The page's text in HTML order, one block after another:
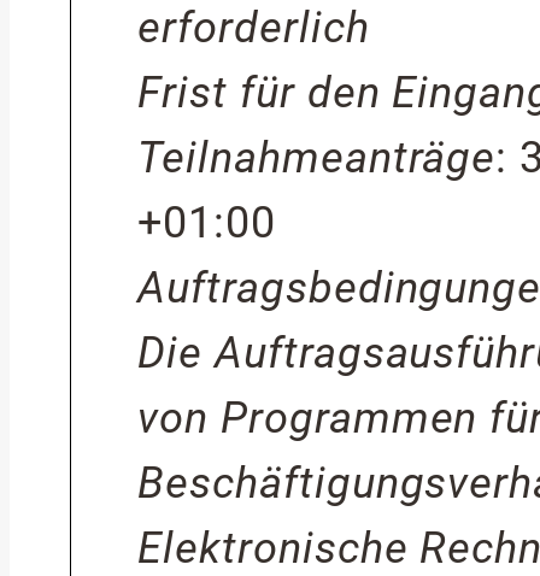
erforderlich
Frist für den
Teilnahmeanträge:
+01:00
Die
von Programmen
Elektronische